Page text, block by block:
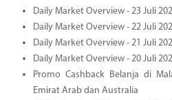
Daily Market Overview - 23 Juli
Daily Market Overview - 22 Juli
Daily Market Overview - 21 Juli
Daily Market Overview - 20 Juli
Promo Cashback Belanja di
Emirat Arab dan Australia